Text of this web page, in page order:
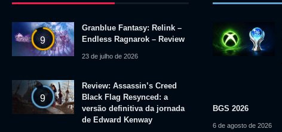
9
Granblue Fantasy: Relink –
Endless Ragnarok – Review
23 de julho de 2026
9
Review: Assassin’s Creed
Black Flag Resynced: a
versão definitiva da jornada
de Edward Kenway
BGS 2026
6 de agosto de 2026